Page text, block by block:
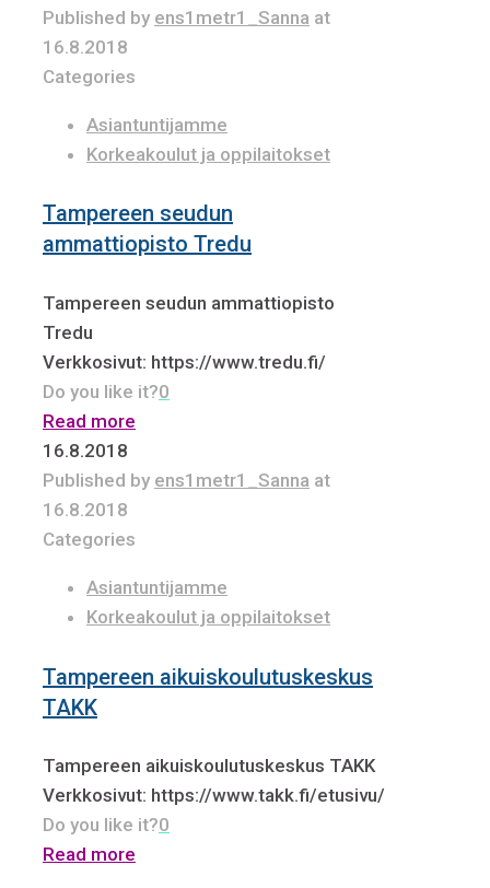
Published by ens1metr1_Sanna at
16.8.2018
Categories
Asiantuntijamme
Korkeakoulut ja oppilaitokset
Tampereen seudun
ammattiopisto Tredu
Tampereen seudun ammattiopisto
Tredu
Verkkosivut: https://www.tredu.fi/
Do you like it?0
Read more
16.8.2018
Published by ens1metr1_Sanna at
16.8.2018
Categories
Asiantuntijamme
Korkeakoulut ja oppilaitokset
Tampereen aikuiskoulutuskeskus
TAKK
Tampereen aikuiskoulutuskeskus TAKK
Verkkosivut: https://www.takk.fi/etusivu/
Do you like it?0
Read more